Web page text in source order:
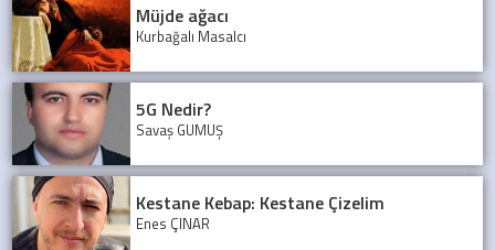
Müjde ağacı
Kurbağalı Masalcı
5G Nedir?
Savaş GÜMÜŞ
Kestane Kebap: Kestane Çizelim
Enes ÇINAR